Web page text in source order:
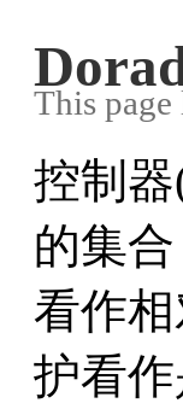
This
控制
的集
看作
护看